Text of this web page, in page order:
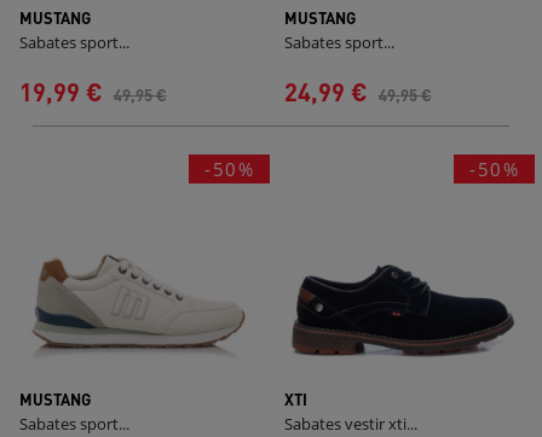
MUSTANG
Sabates sport...
19,99 € 49,95 €
MUSTANG
Sabates sport...
24,99 € 49,95 €
-50%
MUSTANG
Sabates sport...
-50%
XTI
Sabates vestir xti...